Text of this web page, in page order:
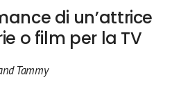
di un’attrice
o film per la TV
Tammy